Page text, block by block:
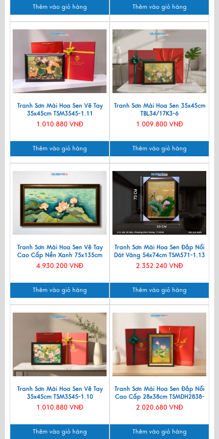
Thêm vào giỏ hàng Thêm vào giỏ hàng
Tranh Sơn Mài Hoa Sen Vẽ Tay
35x45cm TSM3545-1.11
1.010.880 VNĐ
Thêm vào giỏ hàng
Tranh Sơn Mài Hoa Sen 35x45cm
TBL34/17K3-6
1.009.800 VNĐ
Thêm vào giỏ hàng
Tranh Sơn Mài Hoa Sen Vẽ Tay
Cao Cấp Nền Xanh 75x135cm
TSM60120K-HSNX
4.930.200 VNĐ
Thêm vào giỏ hàng
Tranh Sơn Mài Hoa Sen Đắp Nổi
Dát Vàng 54x74cm TSM571-1.13
2.352.240 VNĐ
Thêm vào giỏ hàng
Tranh Sơn Mài Hoa Sen Vẽ Tay
35x45cm TSM3545-1.10
1.010.880 VNĐ
Thêm vào giỏ hàng
Tranh Sơn Mài Hoa Sen Đắp Nổi
Cao Cấp 28x38cm TSMDH2838-
2.4
2.020.680 VNĐ
Thêm vào giỏ hàng